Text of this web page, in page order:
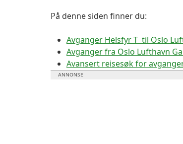
På denne siden finner du:
Avganger Helsfyr T til Oslo
Avganger fra Oslo Lufthavn
Avansert reisesøk for